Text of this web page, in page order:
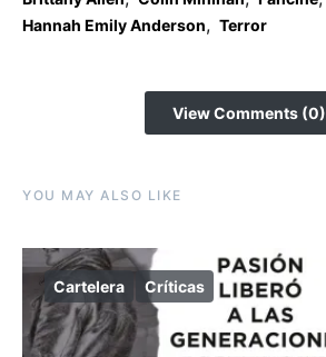
Hannah Emily Anderson, Terror
View Comments (0)
YOU MAY ALSO LIKE
Cartelera Críticas